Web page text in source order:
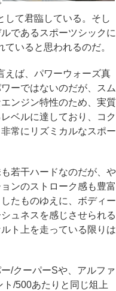
して君臨している。そし
であるスポーツシックに
いると思われるのだ。
ば、パワーウォーズ真
ーではないのだが、スム
ンジン特性のため、実質
ベルに達しており、コク
常にリズミカルなスポー
若干ハードなのだが、や
ンのストローク感も豊富
たものゆえに、ボディー
ュネスを感じさせられる
ト上を走っている限りは
/クーパーSや、アルファ
/500あたりと同じ俎上